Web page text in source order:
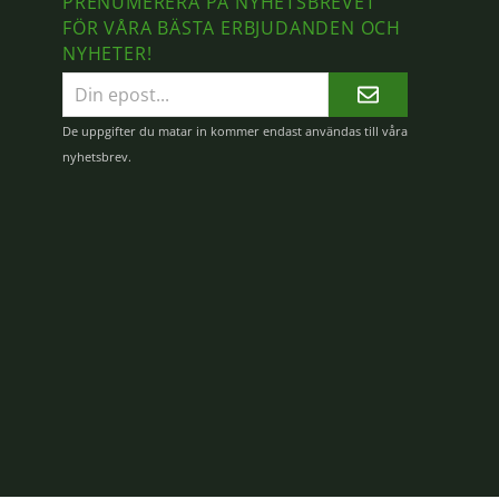
FÖR VÅRA BÄSTA ERBJUDANDEN OCH
NYHETER!
E-
postadress
De uppgifter du matar in kommer endast användas till våra
nyhetsbrev.